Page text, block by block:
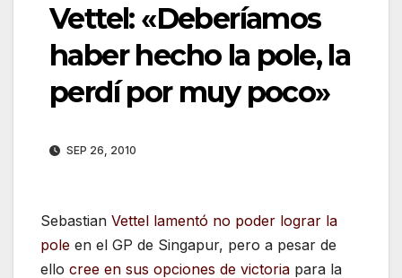
Vettel: «Deberíamos
haber hecho la pole, la
perdí por muy poco»
SEP 26, 2010
Sebastian Vettel lamentó no poder lograr la
pole en el GP de Singapur, pero a pesar de
ello cree en sus opciones de victoria para la